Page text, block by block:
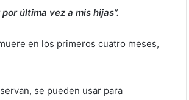
última vez a mis hijas”.
en los primeros cuatro meses,
se pueden usar para